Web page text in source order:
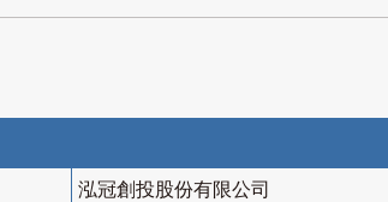
泓冠創投股份有限公司